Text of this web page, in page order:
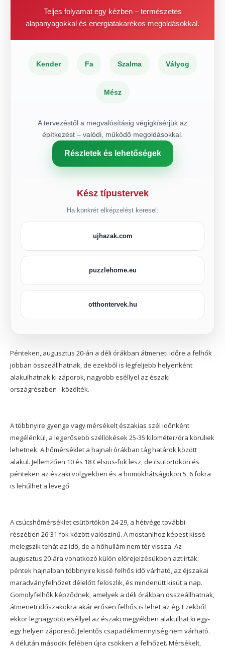
Teljes folyamat egy kézben – természetes
alapanyagokkal és energiatakarékos megoldásokkal.
Kender Fa Szalma Vályog
Mész
A tervezéstől a megvalósításig végigkísérjük az
építkezést – valódi, működő megoldásokkal.
Részletek és lehetőségek
Kész típustervek
Ha konkrét elképzelést keresel:
ujhazak.com
puzzlehome.eu
otthontervek.hu
Pénteken, augusztus 20-án a déli órákban átmeneti időre a felhők
jobban összeállhatnak, de ezekből is legfeljebb helyenként
alakulhatnak ki záporok, nagyobb eséllyel az északi
országrészben - közölték.
A többnyire gyenge vagy mérsékelt északias szél időnként
megélénkül, a legerősebb széllökések 25-35 kilométer/óra körüliek
lehetnek. A hőmérséklet a hajnali órákban tág határok között
alakul. Jellemzően 10 és 18 Celsius-fok lesz, de csütörtökön és
pénteken az északi völgyekben és a homokhátságokon 5, 6 fokra
is lehűlhet a levegő.
A csúcshőmérséklet csütörtökön 24-29, a hétvége további
részében 26-31 fok között valószínű. A mostanihoz képest kissé
melegszik tehát az idő, de a hőhullám nem tér vissza. Az
augusztus 20-ára vonatkozó külön előrejelzésükben azt írták:
péntek hajnalban többnyire kissé felhős idő várható, az éjszakai
maradványfelhőzet délelőtt feloszlik, és mindenütt kisüt a nap.
Gomolyfelhők képződnek, amelyek a déli órákban összeállhatnak,
átmeneti időszakokra akár erősen felhős is lehet az ég. Ezekből
ekkor legnagyobb eséllyel az északi megyékben alakulhat ki egy-
egy helyen záporeső. Jelentős csapadékmennyiség nem várható.
A délután második felében újra csökken a felhőzet. Mérsékelt,